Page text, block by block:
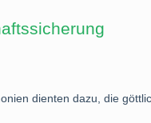
dienten dazu, die